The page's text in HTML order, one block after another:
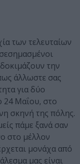
των τελευταίων
την
άλλωστε σας
για δύο
24 Μαΐου, στο
σκηνή της πόλης.
πάμε ξανά σαν
στο μέλλον
μονάχα από
μας είναι